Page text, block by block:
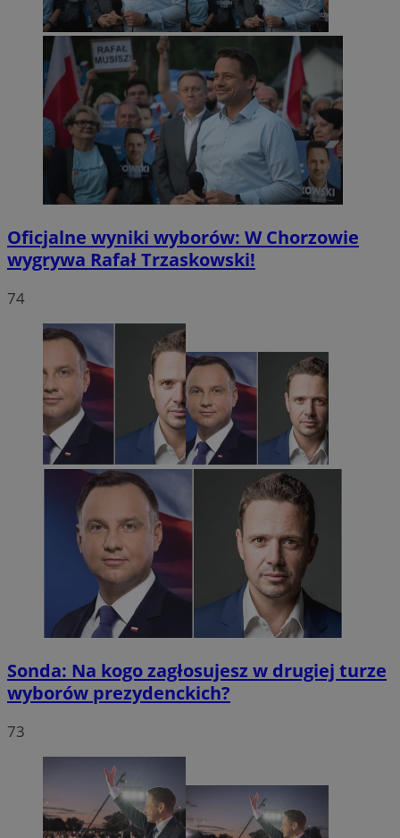
Oficjalne wyniki wyborów: W Chorzowie
wygrywa Rafał Trzaskowski!
74
Sonda: Na kogo zagłosujesz w drugiej turze
wyborów prezydenckich?
73